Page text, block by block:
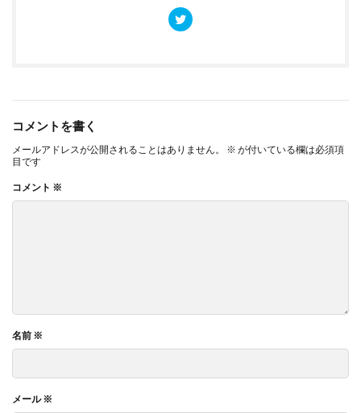
コメントを書く
メールアドレスが公開されることはありません。 ※ が付いている欄は必須項
目です
コメント ※
名前 ※
メール※